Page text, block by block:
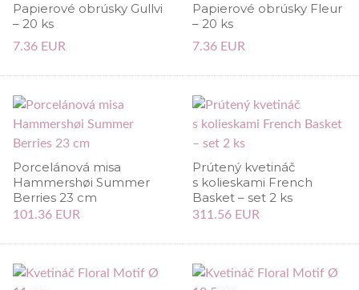
Papierové obrúsky Gullvi
– 20 ks
7.36 EUR
Papierové obrúsky Fleur
– 20 ks
7.36 EUR
Porcelánová misa
Hammershøi Summer
Berries 23 cm
101.36 EUR
Prútený kvetináč
s kolieskami French
Basket – set 2 ks
311.56 EUR